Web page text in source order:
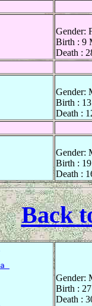
Gender:
Birth : 9
Death :
Gender:
Birth :
Death :
Gender:
Birth :
Death :
Back
Gender:
Birth :
Death :